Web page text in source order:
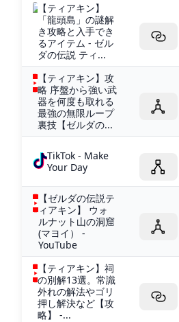
【ティアキン】
「龍頭島」の謎解
き攻略と入手でき
るアイテム - ゼル
ダの伝説 ティ...
【ティアキン】攻
略 序盤から強い武
器を何度も取れる
最強の無限ループ
裏技【ゼルダの...
TikTok - Make
Your Day
【ゼルダの伝説テ
ィアキン】 ウォ
ルナット山の洞窟
(マヨイ） -
YouTube
【ティアキン】祠
の別解13選。常識
外れの解法やゴリ
押し解決など【攻
略】 -...